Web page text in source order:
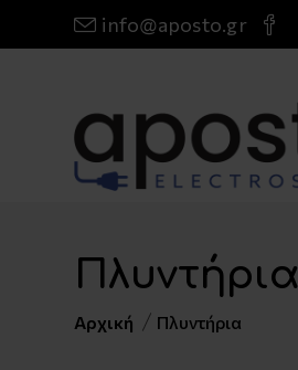
info@aposto.gr
Πλυντήρια
Αρχική Πλυντήρια